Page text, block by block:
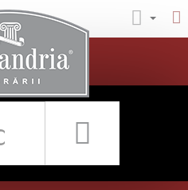
Rețea librării